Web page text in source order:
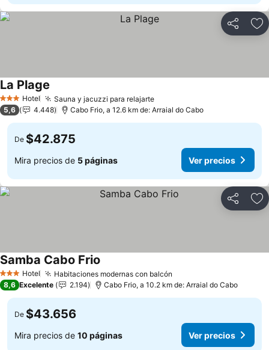
Compartir
3 Estrellas
Hotel Sauna y jacuzzi para relajarteVer precios
La Plage
5,6 4.448 Cabo Frio, a 12.6 km de: Arraial do Cabo
De $42.875
Mira precios de 5 páginas Ver precios
Compartir
3 Estrellas
Hotel Habitaciones modernas con balcón
Samba Cabo Frio
8,6 Excelente 2.194 Cabo Frio, a 10.2 km de: Arraial do Cabo
De $43.656
Mira precios de 10 páginas Ver precios